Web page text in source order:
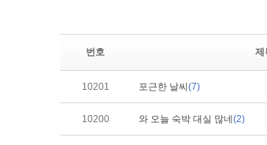
번호 제
10201 포근한 날씨 (7)
10200 와 오늘 숙박 대실 많네 (2)